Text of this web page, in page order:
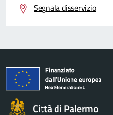
Segnala disservizio
Città di Palermo